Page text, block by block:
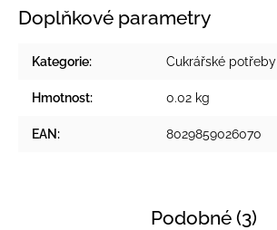
Doplňkové parametry
Kategorie: Cukrářské potřeby
Hmotnost: 0.02 kg
EAN: 8029859026070
Podobné (3)